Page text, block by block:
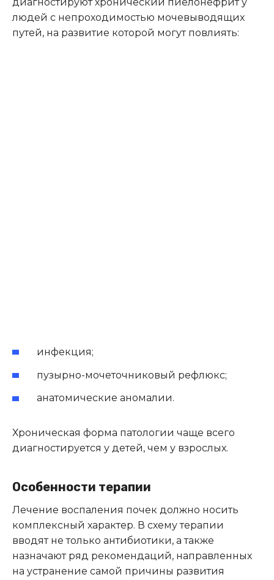
людей с непроходимостью мочевыводящих
путей, на развитие которой могут повлиять:
инфекция;
пузырно-мочеточниковый рефлюкс;
анатомические аномалии.
Хроническая форма патологии чаще всего
диагностируется у детей, чем у взрослых.
Особенности терапии
Лечение воспаления почек должно носить
комплексный характер. В схему терапии
вводят не только антибиотики, а также
назначают ряд рекомендаций, направленных
на устранение самой причины развития